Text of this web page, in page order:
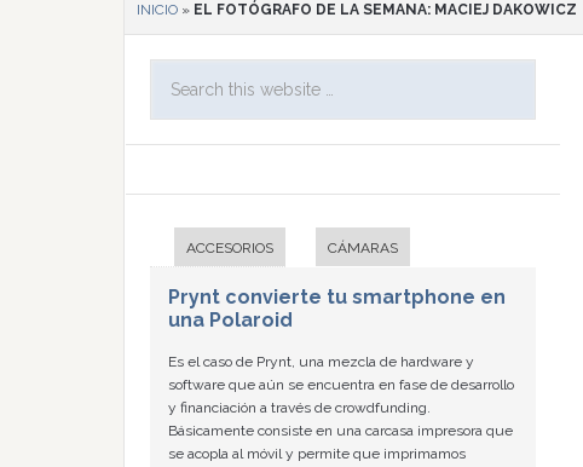
INICIO » EL FOTÓGRAFO DE LA SEMANA: MACIEJ DAKOWICZ
ACCESORIOS CÁMARAS
Prynt convierte tu smartphone en
una Polaroid
Es el caso de Prynt, una mezcla de hardware y
software que aún se encuentra en fase de desarrollo
y financiación a través de crowdfunding.
Básicamente consiste en una carcasa impresora que
se acopla al móvil y permite que imprimamos